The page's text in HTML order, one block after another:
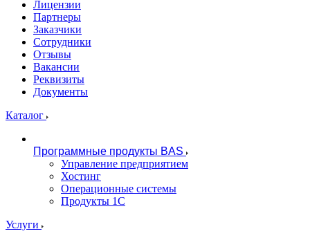
Лицензии
Партнеры
Заказчики
Сотрудники
Отзывы
Вакансии
Реквизиты
Документы
Каталог
Программные продукты BAS
Управление предприятием
Хостинг
Операционные системы
Продукты 1С
Услуги